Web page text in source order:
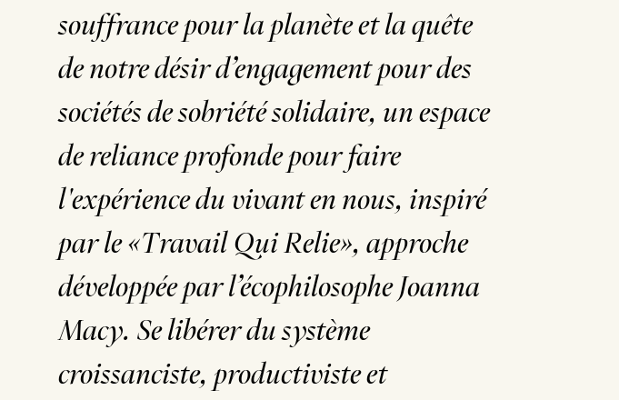
souffrance pour la planète et la quête
de notre désir d’engagement pour des
sociétés de sobriété solidaire, un espace
de reliance profonde pour faire
l'expérience du vivant en nous, inspiré
par le «Travail Qui Relie», approche
développée par l’écophilosophe Joanna
Macy. Se libérer du système
croissanciste, productiviste et